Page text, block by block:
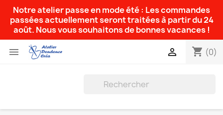
Notre atelier passe en mode été : Les commandes
passées actuellement seront traitées à partir du 24
août. Nous vous souhaitons de bonnes vacances !
 shopping_cart (0)
